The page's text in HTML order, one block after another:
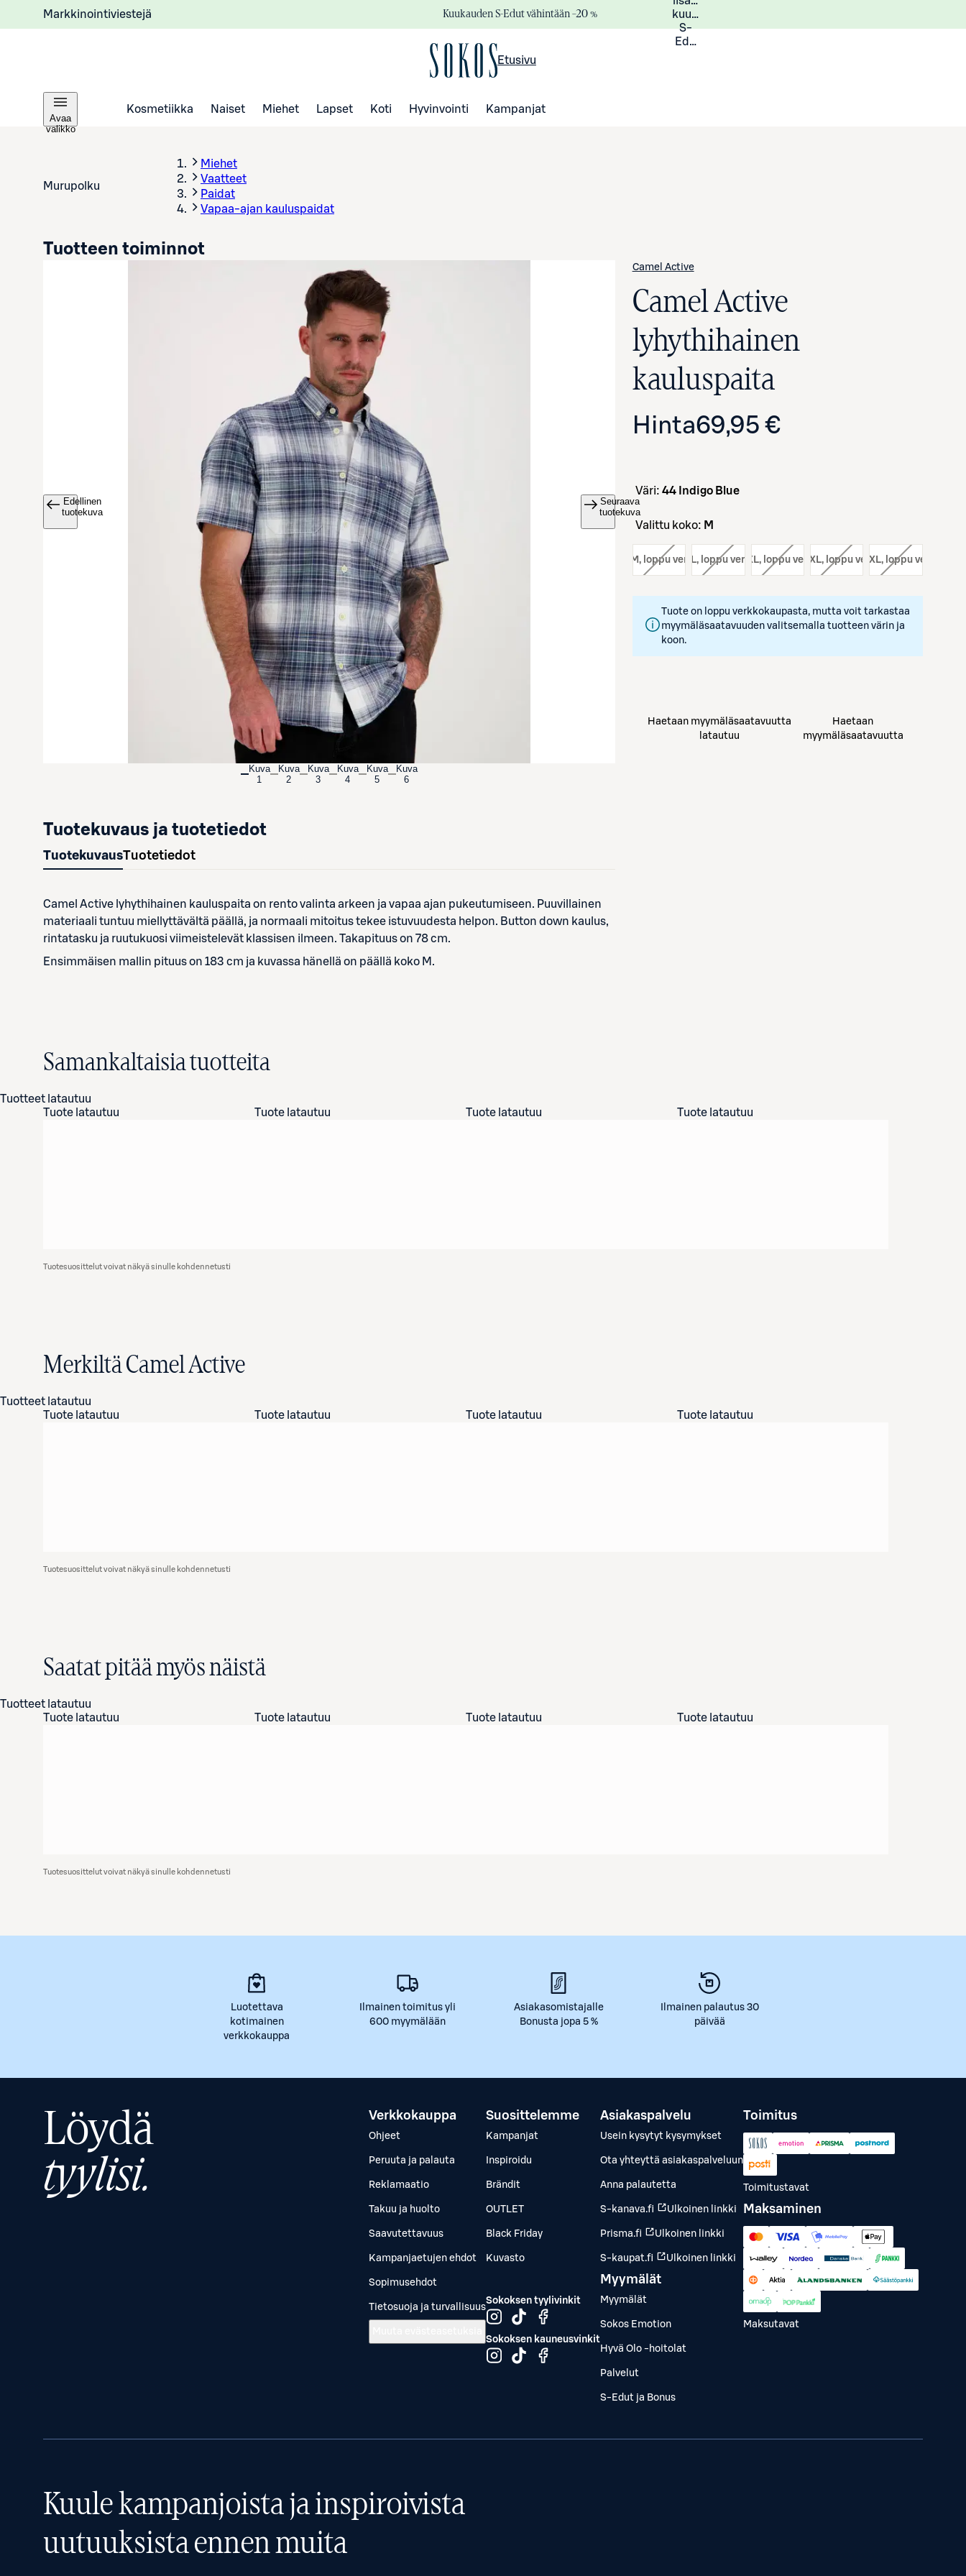
Markkinointiviestejä Kuukauden S-Edut vähintään –20 %
kuukauden
S-
Eduista
Etusivu
Avaa
valikko
Kosmetiikka Naiset Miehet Lapset Koti Hyvinvointi Kampanjat
Murupolku
Miehet
Vaatteet
Paidat
Vapaa-ajan kauluspaidat
Avaa tuotekuva suurennettuna
Edellinen
tuotekuva
Seuraava
tuotekuva
Kuva
1
Kuva
2
Kuva
3
Kuva
4
Kuva
5
Kuva
6
Camel Active
Camel Active
lyhythihainen
kauluspaita
Hinta69,95 €
Tuotteen toiminnot
väri: 44 Indigo Blue
Valittu koko: M
M, loppu verkosta
koko: L, loppu verkosta
koko: XL, loppu verkosta
koko:3XL, loppu verkosta
koko:XXL, loppu verkosta
Tuote on loppu verkkokaupasta, mutta voit tarkastaa
myymäläsaatavuuden valitsemalla tuotteen värin ja
koon.
Haetaan myymäläsaatavuutta
latautuu
Haetaan
myymäläsaatavuutta
Tuotekuvaus ja tuotetiedot
TuotekuvausTuotetiedot
Camel Active lyhythihainen kauluspaita on rento valinta arkeen ja vapaa ajan pukeutumiseen. Puuvillainen
materiaali tuntuu miellyttävältä päällä, ja normaali mitoitus tekee istuvuudesta helpon. Button down kaulus,
rintatasku ja ruutukuosi viimeistelevät klassisen ilmeen. Takapituus on 78 cm.
Ensimmäisen mallin pituus on 183 cm ja kuvassa hänellä on päällä koko M.
Samankaltaisia tuotteita
Tuotteet latautuu
Tuote latautuu
Tuote latautuu Tuote latautuu Tuote latautuu
Tuotesuosittelut voivat näkyä sinulle kohdennetusti
Merkiltä Camel Active
Tuotteet latautuu
Tuote latautuu
Tuote latautuu Tuote latautuu Tuote latautuu
Tuotesuosittelut voivat näkyä sinulle kohdennetusti
Saatat pitää myös näistä
Tuotteet latautuu
Tuote latautuu
Tuote latautuu Tuote latautuu Tuote latautuu
Tuotesuosittelut voivat näkyä sinulle kohdennetusti
Luotettava
kotimainen
verkkokauppa
Ilmainen toimitus yli
600 myymälään
Asiakasomistajalle
Bonusta jopa 5 %
Ilmainen palautus 30
päivää
Löydä
tyylisi.
Verkkokauppa
Ohjeet
Peruuta ja palauta
Reklamaatio
Takuu ja huolto
Saavutettavuus
Kampanjaetujen ehdot
Sopimusehdot
Tietosuoja ja turvallisuus
Suosittelemme
Kampanjat
Inspiroidu
Brändit
OUTLET
Black Friday
Kuvasto
Sokoksen tyylivinkit
Sokoksen kauneusvinkit
Asiakaspalvelu
Usein kysytyt kysymykset
Ota yhteyttä asiakaspalveluun
Anna palautetta
S-kanava.fi Ulkoinen linkki
Prisma.fi Ulkoinen linkki
S-kaupat.fi Ulkoinen linkki
Myymälät
Myymälät
Sokos Emotion
Hyvä Olo -hoitolat
Palvelut
S-Edut ja Bonus
Toimitus
Toimitustavat
Maksaminen
Maksutavat
Kuule kampanjoista ja inspiroivista
uutuuksista ennen muita